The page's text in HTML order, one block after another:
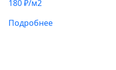
180₽/м2
Подробнее